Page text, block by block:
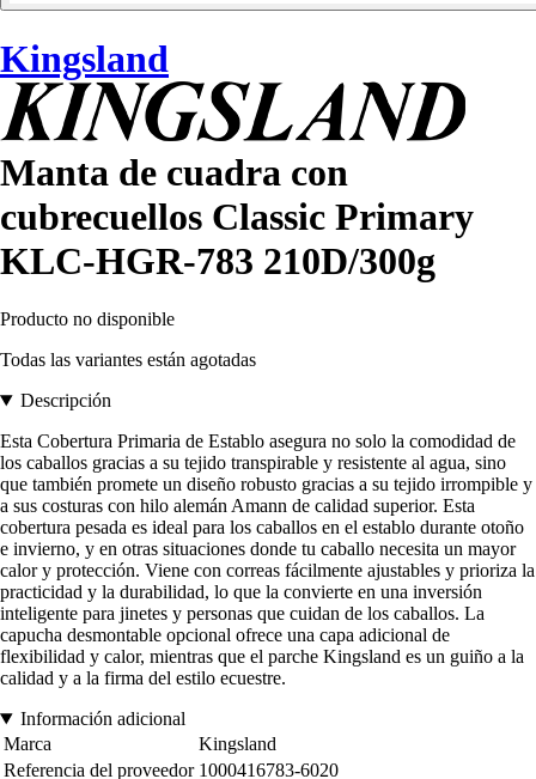
Kingsland
Manta de cuadra con
cubrecuellos Classic Primary
KLC-HGR-783 210D/300g
Producto no disponible
Todas las variantes están agotadas
Descripción
Esta Cobertura Primaria de Establo asegura no solo la comodidad de
los caballos gracias a su tejido transpirable y resistente al agua, sino
que también promete un diseño robusto gracias a su tejido irrompible y
a sus costuras con hilo alemán Amann de calidad superior. Esta
cobertura pesada es ideal para los caballos en el establo durante otoño
e invierno, y en otras situaciones donde tu caballo necesita un mayor
calor y protección. Viene con correas fácilmente ajustables y prioriza la
practicidad y la durabilidad, lo que la convierte en una inversión
inteligente para jinetes y personas que cuidan de los caballos. La
capucha desmontable opcional ofrece una capa adicional de
flexibilidad y calor, mientras que el parche Kingsland es un guiño a la
calidad y a la firma del estilo ecuestre.
Información adicional
Marca
Kingsland
Referencia del proveedor 1000416783-6020